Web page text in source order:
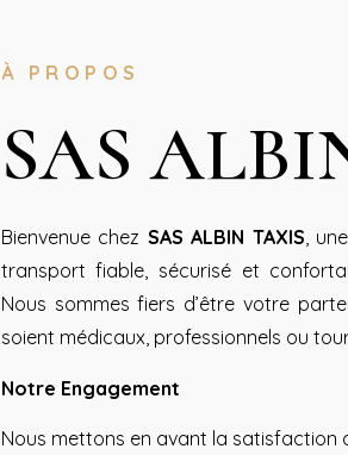
À PROPOS
SAS
Bienvenue chez SAS ALBIN TAXIS,
transport fiable, sécurisé et
Nous sommes fiers d’être votre
soient médicaux, professionnels ou
Notre Engagement
Nous mettons en avant la satisfaction